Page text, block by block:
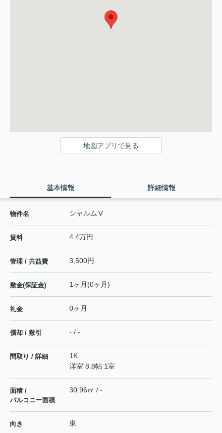
地図アプリで見る
基本情報 詳細情報
物件名 シャルムⅤ
賃料 4.4万円
管理 / 共益費 3,500円
敷金(保証金) 1ヶ月(0ヶ月)
礼金 0ヶ月
償却 / 敷引 - / -
間取り / 詳細
1K
洋室 8.8帖 1室
面積 /
バルコニー面積
30.96㎡ / -
向き 東